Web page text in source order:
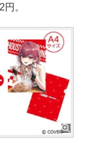
。